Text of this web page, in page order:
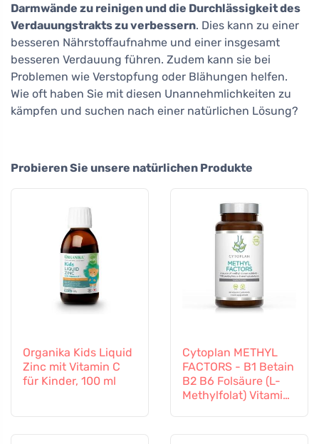
Darmwände zu reinigen und die Durchlässigkeit des
Verdauungstrakts zu verbessern. Dies kann zu einer
besseren Nährstoffaufnahme und einer insgesamt
besseren Verdauung führen. Zudem kann sie bei
Problemen wie Verstopfung oder Blähungen helfen.
Wie oft haben Sie mit diesen Unannehmlichkeiten zu
kämpfen und suchen nach einer natürlichen Lösung?
Probieren Sie unsere natürlichen Produkte
Organika Kids Liquid
Zinc mit Vitamin C
für Kinder, 100 ml
Cytoplan METHYL
FACTORS - B1 Betain
B2 B6 Folsäure (L-
Methylfolat) Vitamin